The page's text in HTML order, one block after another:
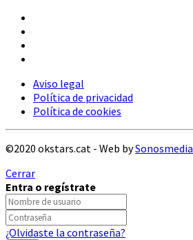
Aviso legal
Política de privacidad
Política de cookies
©2020 okstars.cat - Web bySonosmedia
Cerrar
Entra o regístrate
¿Olvidaste la contraseña?